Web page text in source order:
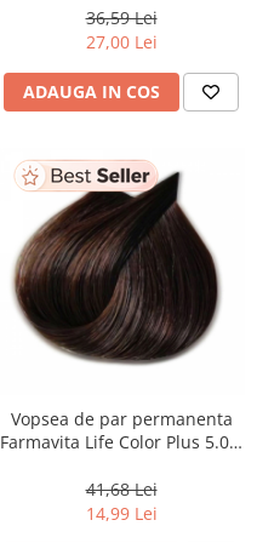
36,59 Lei
27,00 Lei
ADAUGA IN COS
Vopsea de par permanenta
Farmavita Life Color Plus 5.03,
41,68 Lei
14,99 Lei